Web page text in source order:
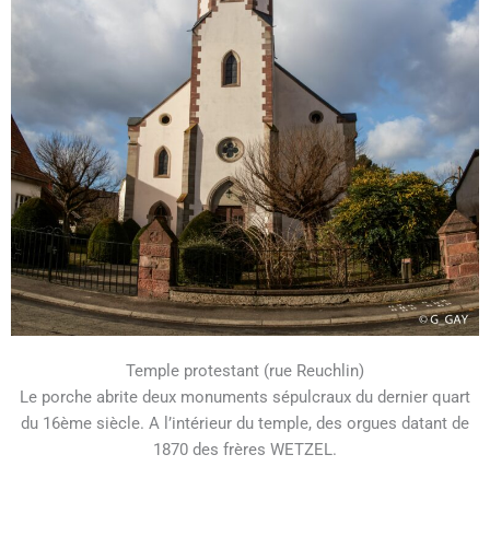
Temple protestant (rue Reuchlin)
Le porche abrite deux monuments sépulcraux du dernier quart
du 16ème siècle. A l’intérieur du temple, des orgues datant de
1870 des frères WETZEL.